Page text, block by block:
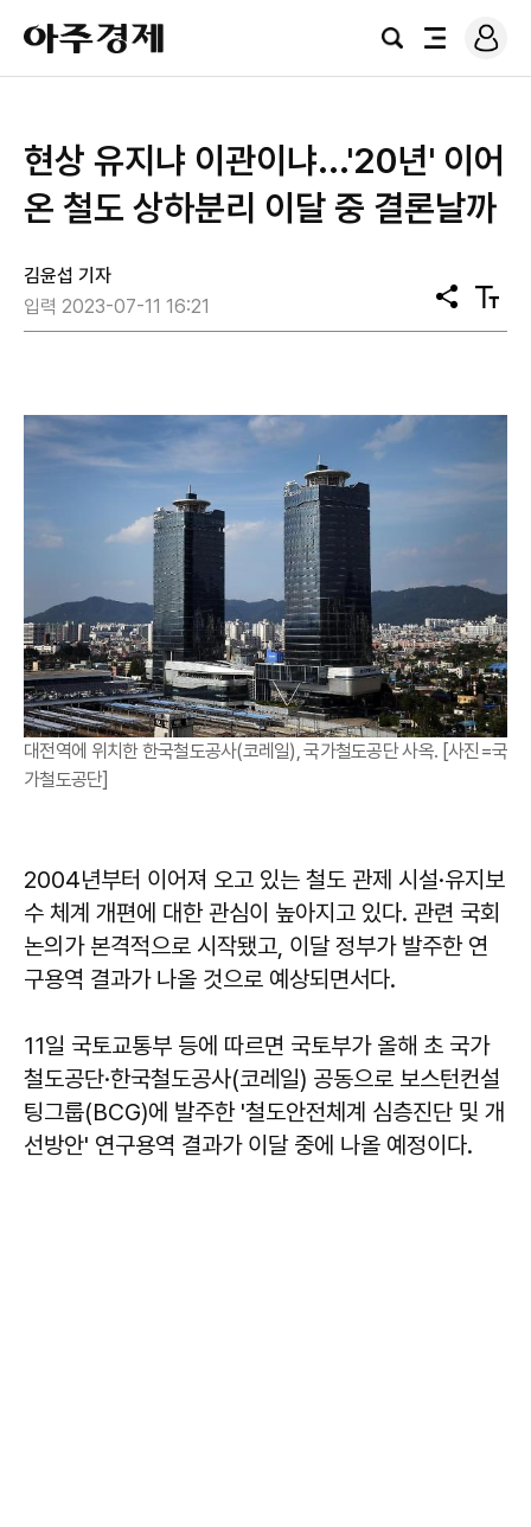
아
주
경
검
전
로
그
현상 유지냐 이관이냐...'20년' 이어
온 철도 상하분리 이달 중 결론날까
김윤섭 기자
입력 2023-07-11 16:21
공
유
텍
스
대전역에 위치한 한국철도공사(코레일), 국가철도공단 사옥. [사진=국
가철도공단]
2004년부터 이어져 오고 있는 철도 관제 시설·유지보
수 체계 개편에 대한 관심이 높아지고 있다. 관련 국회
논의가 본격적으로 시작됐고, 이달 정부가 발주한 연
구용역 결과가 나올 것으로 예상되면서다.
11일 국토교통부 등에 따르면 국토부가 올해 초 국가
철도공단·한국철도공사(코레일) 공동으로 보스턴컨설
팅그룹(BCG)에 발주한 '철도안전체계 심층진단 및 개
선방안' 연구용역 결과가 이달 중에 나올 예정이다.